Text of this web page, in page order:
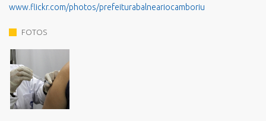
www.flickr.com/photos/prefeiturabalneariocamboriu
FOTOS